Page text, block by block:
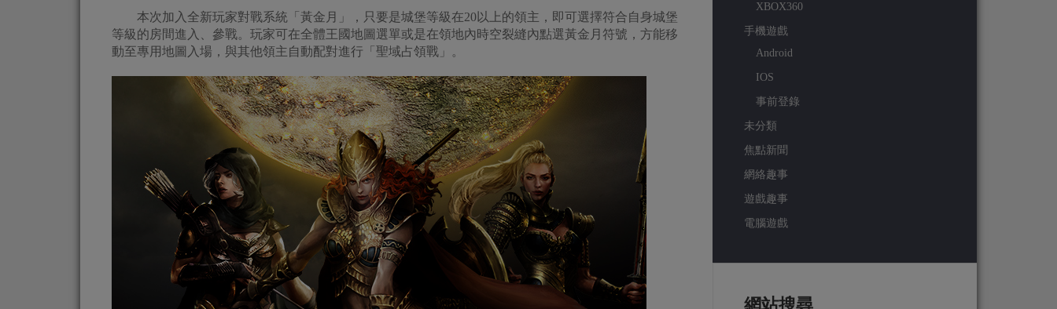
本次加入全新玩家對戰系統「黃金月」，只要是城堡等級在20以上的領主，即可選擇符合自身城堡
等級的房間進入、參戰。玩家可在全體王國地圖選單或是在領地內時空裂縫內點選黃金月符號，方能移
動至專用地圖入場，與其他領主自動配對進行「聖域占領戰」。
XBOX360
手機遊戲
Android
IOS
事前登錄
未分類
焦點新聞
網絡趣事
遊戲趣事
電腦遊戲
網站搜尋